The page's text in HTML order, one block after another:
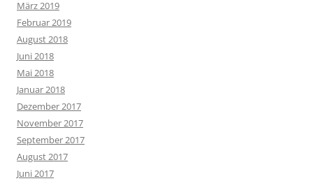
März 2019
Februar 2019
August 2018
Juni 2018
Mai 2018
Januar 2018
Dezember 2017
November 2017
September 2017
August 2017
Juni 2017